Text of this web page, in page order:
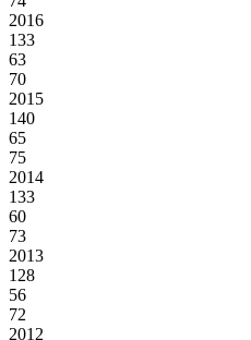
2016
133
63
70
2015
140
65
75
2014
133
60
73
2013
128
56
72
2012